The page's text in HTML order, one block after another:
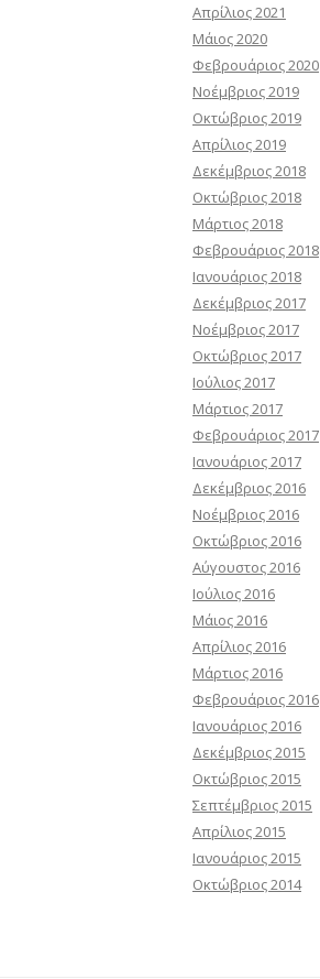
Απρίλιος 2021
Μάιος 2020
Φεβρουάριος 2020
Νοέμβριος 2019
Οκτώβριος 2019
Απρίλιος 2019
Δεκέμβριος 2018
Οκτώβριος 2018
Μάρτιος 2018
Φεβρουάριος 2018
Ιανουάριος 2018
Δεκέμβριος 2017
Νοέμβριος 2017
Οκτώβριος 2017
Ιούλιος 2017
Μάρτιος 2017
Φεβρουάριος 2017
Ιανουάριος 2017
Δεκέμβριος 2016
Νοέμβριος 2016
Οκτώβριος 2016
Αύγουστος 2016
Ιούλιος 2016
Μάιος 2016
Απρίλιος 2016
Μάρτιος 2016
Φεβρουάριος 2016
Ιανουάριος 2016
Δεκέμβριος 2015
Οκτώβριος 2015
Σεπτέμβριος 2015
Απρίλιος 2015
Ιανουάριος 2015
Οκτώβριος 2014